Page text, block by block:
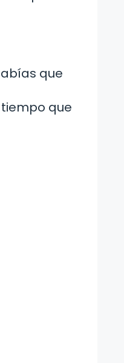
que
que